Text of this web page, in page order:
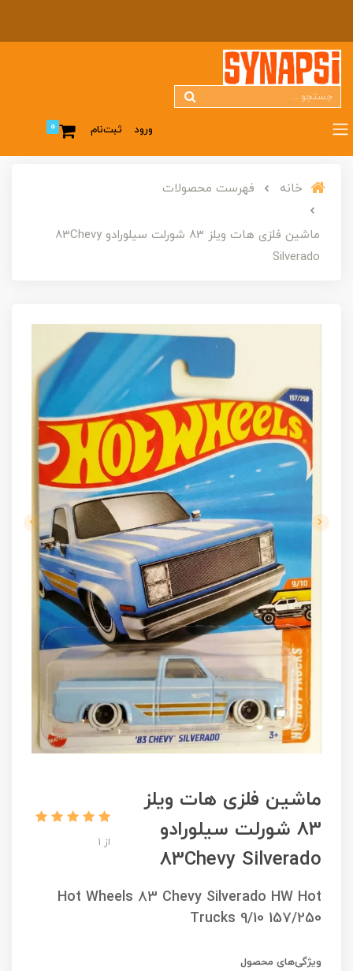
ورود ثبت‌نام 0
خانه فهرست محصولات
ماشین فلزی هات ویلز 83 شورلت سیلورادو 83Chevy
Silverado
ماشین فلزی هات ویلز
83 شورلت سیلورادو
83Chevy Silverado
از 1
Hot Wheels 83 Chevy Silverado HW Hot
Trucks 9/10 157/250
ویژگی‌های محصول